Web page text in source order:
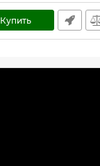
Купить